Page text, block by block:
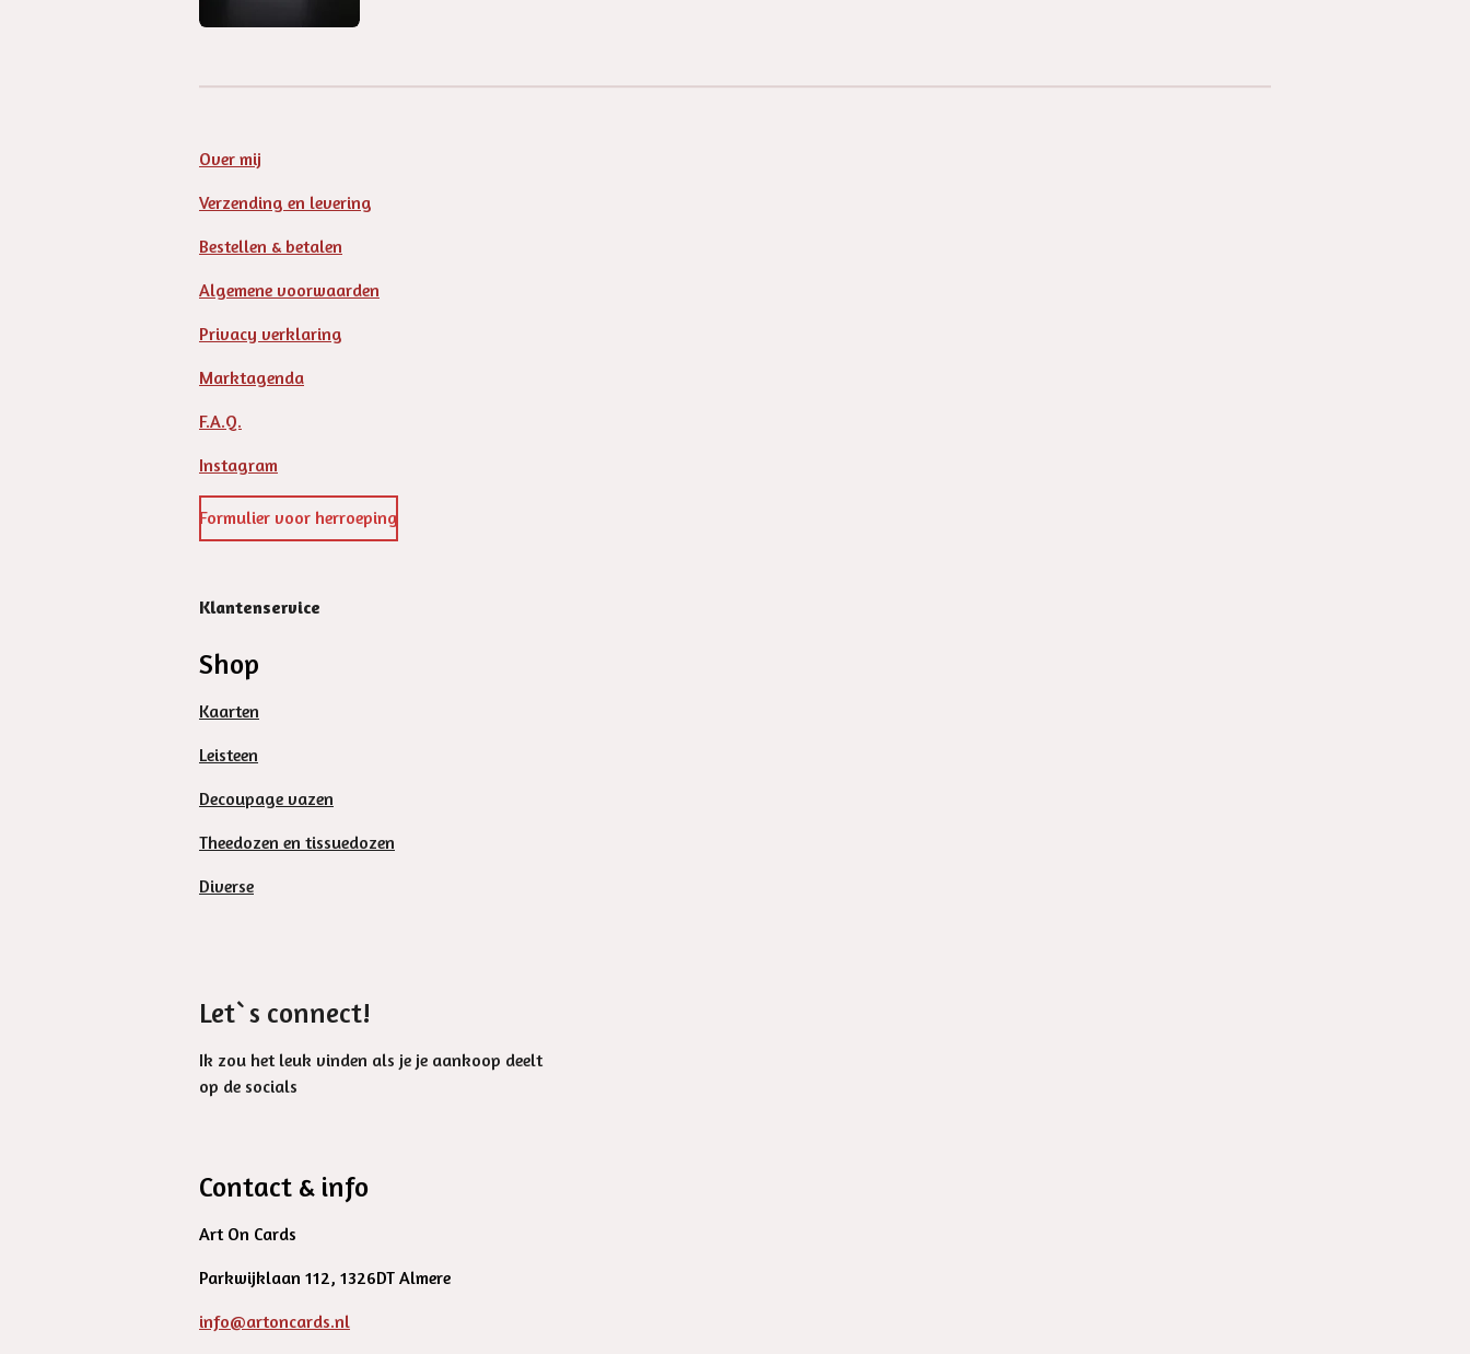
Over mij
Verzending en levering
Bestellen & betalen
Algemene voorwaarden
Privacy verklaring
Marktagenda
F.A.Q.
Instagram
Formulier voor herroeping
Klantenservice
Shop
Kaarten
Leisteen
Decoupage vazen
Theedozen en tissuedozen
Diverse
Let`s connect!
Ik zou het leuk vinden als je je aankoop deelt
op de socials
Contact & info
Art On Cards
Parkwijklaan 112, 1326DT Almere
info@artoncards.nl